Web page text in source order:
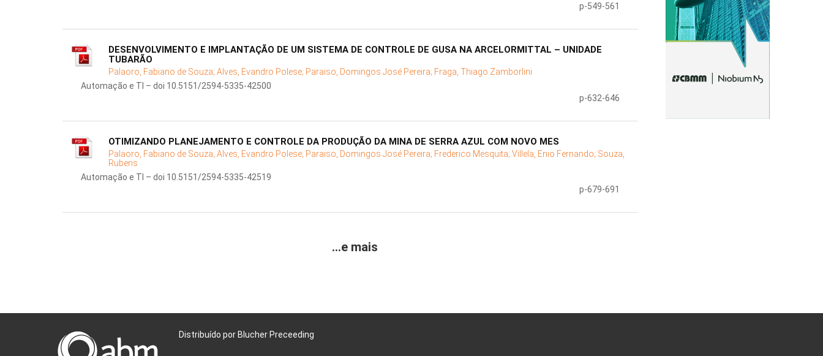
p-549-561
DESENVOLVIMENTO E IMPLANTAÇÃO DE UM SISTEMA DE CONTROLE DE GUSA NA ARCELORMITTAL – UNIDADE
TUBARÃO
Palaoro, Fabiano de Souza; Alves, Evandro Polese; Paraiso, Domingos José Pereira; Fraga, Thiago Zamborlini
Automação e TI – doi 10.5151/2594-5335-42500
p-632-646
OTIMIZANDO PLANEJAMENTO E CONTROLE DA PRODUÇÃO DA MINA DE SERRA AZUL COM NOVO MES
Palaoro, Fabiano de Souza; Alves, Evandro Polese; Paraiso, Domingos José Pereira; Frederico Mesquita; Villela, Enio Fernando; Souza,
Rubens
Automação e TI – doi 10.5151/2594-5335-42519
p-679-691
...e mais
Distribuído por Blucher Preceeding